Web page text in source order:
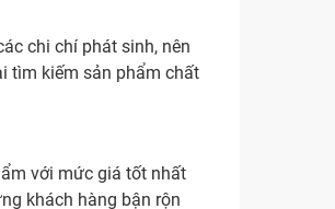
chi chí phát sinh, nên
tìm kiếm sản phẩm chất
với mức giá tốt nhất
khách hàng bận rộn